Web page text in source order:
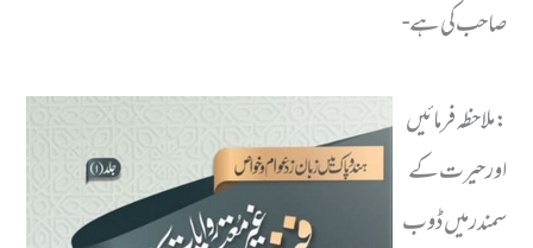
صاحب کی ہے-
:ملاحظہ فرمائیں
اور حیرت کے
سمندر میں ڈوب